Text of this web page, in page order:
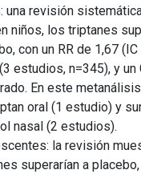
una revisión
niños, los triptanes
con un RR de 1,67
estudios, n=345), y un
En este
oral (1 estudio) y
nasal (2 estudios).
la revisión
superarían a placebo,